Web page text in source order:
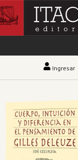
Ingresar